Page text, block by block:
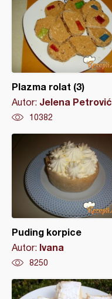
Plazma rolat (3)
Autor: Jelena Petrović
10382
Puding korpice
Autor: Ivana
8250